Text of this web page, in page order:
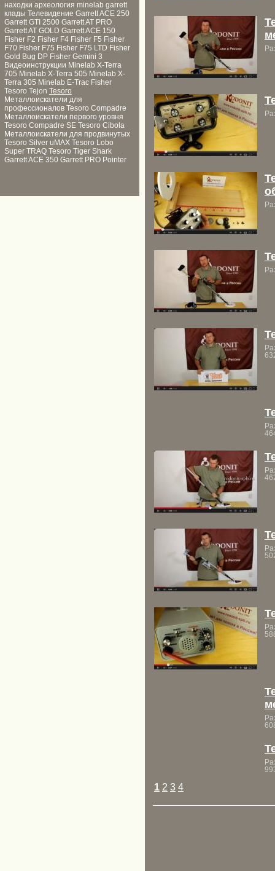
находки археология minelab garrett
клады Телевидение Garrett ACE 250
Garrett GTI 2500 Garrett AT PRO
Garrett AT GOLD Garrett ACE 150
Fisher F2 Fisher F4 Fisher F5 Fisher
F70 Fisher F75 Fisher F75 LTD Fisher
Gold Bug DP Fisher Gemini 3
Видеоинструкции Minelab X-Terra
705 Minelab X-Terra 505 Minelab X-
Terra 305 Minelab E-Trac Fisher
Tesoro Tejon Tesoro
Металлоискатели для
профессионалов Tesoro Compadre
Металлоискатели первого уровня
Tesoro Compadre SE Tesoro Cibola
Металлоискатели для продвинутых
Tesoro Silver uMAX Tesoro Lobo
Super TRAQ Tesoro Tiger Shark
Garrett ACE 350 Garrett PRO Pointer
1 2 3 4